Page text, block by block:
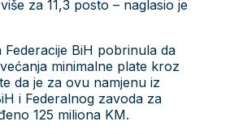
za 11,3 posto – naglasio je
Federacije BiH pobrinula da
minimalne plate kroz
da je za ovu namjenu iz
i Federalnog zavoda za
125 miliona KM.